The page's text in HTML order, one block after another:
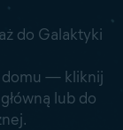
do Galaktyki
domu — kliknij
lub do